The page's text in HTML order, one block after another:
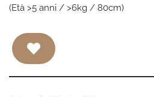
(Età >5 anni / >6kg / 80cm)